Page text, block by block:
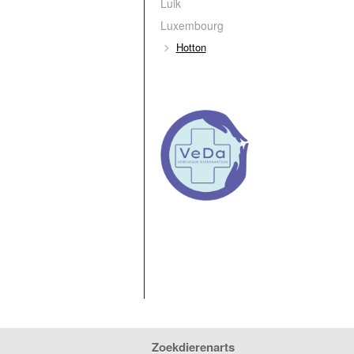
Luik
Luxembourg
Hotton
Zoekdierenarts